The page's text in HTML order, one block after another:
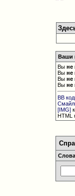
Ваши
Выне
Выне
Выне
Выне
BB
[IMG]
HTML